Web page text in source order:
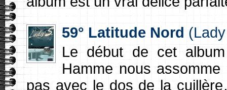
59° Latitude Nord
Le début de cet
Hamme nous
pas avec le dos de la